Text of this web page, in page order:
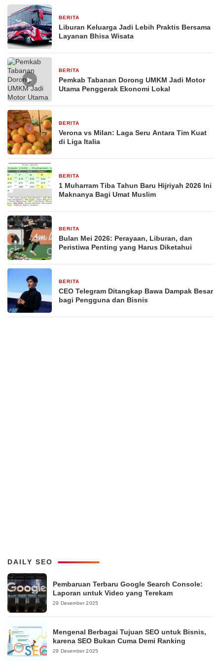
BERITA
Liburan Keluarga Jadi Lebih Praktis Bersama
Layanan Bhisa Wisata
▶
BERITA
Pemkab Tabanan Dorong UMKM Jadi Motor
Utama Penggerak Ekonomi Lokal
BERITA
Verona vs Milan: Laga Seru Antara Tim Kuat
di Liga Italia
BERITA
1 Muharram Tiba Tahun Baru Hijriyah 2026 Ini
Maknanya Bagi Umat Muslim
BERITA
Bulan Mei 2026: Perayaan, Liburan, dan
Peristiwa Penting yang Harus Diketahui
BERITA
CEO Telegram Ditangkap Bawa Dampak Besar
bagi Pengguna dan Bisnis
DAILY SEO
Pembaruan Terbaru Google Search Console:
Laporan untuk Video yang Terekam
29 Desember 2025
Mengenal Berbagai Tujuan SEO untuk Bisnis,
karena SEO Bukan Cuma Demi Ranking
29 Desember 2025